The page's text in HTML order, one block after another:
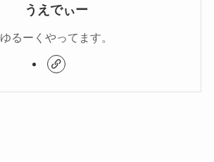
うえでぃー
ゆるーくやってます。